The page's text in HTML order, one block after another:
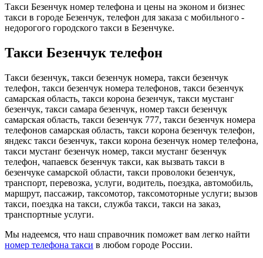
Такси Безенчук номер телефона и цены на эконом и бизнес
такси в городе Безенчук, телефон для заказа с мобильного -
недорогого городского такси в Безенчуке.
Такси Безенчук телефон
Такси безенчук, такси безенчук номера, такси безенчук
телефон, такси безенчук номера телефонов, такси безенчук
самарская область, такси корона безенчук, такси мустанг
безенчук, такси самара безенчук, номер такси безенчук
самарская область, такси безенчук 777, такси безенчук номера
телефонов самарская область, такси корона безенчук телефон,
яндекс такси безенчук, такси корона безенчук номер телефона,
такси мустанг безенчук номер, такси мустанг безенчук
телефон, чапаевск безенчук такси, как вызвать такси в
безенчуке самарской области, такси проволоки безенчук,
транспорт, перевозка, услуги, водитель, поездка, автомобиль,
маршрут, пассажир, таксомотор, таксомоторные услуги; вызов
такси, поездка на такси, служба такси, такси на заказ,
транспортные услуги.
Мы надеемся, что наш справочник поможет вам легко найти
номер телефона такси в любом городе России.